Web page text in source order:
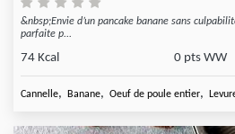
&nbsp;Envie d’un pancake banane sans
parfaite p...
74 Kcal 0 pts WW
Cannelle, Banane, Oeuf de poule entier,